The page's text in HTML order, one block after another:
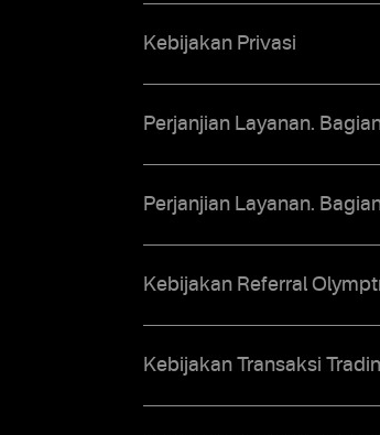
Kebijakan Privasi
Perjanjian Layanan.
Perjanjian Layanan.
Kebijakan Referral
Kebijakan Transaksi